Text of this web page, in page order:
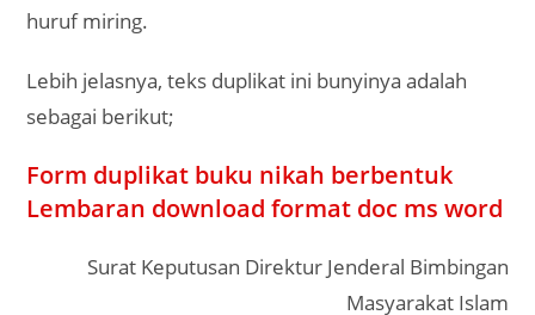
huruf miring.
Lebih jelasnya, teks duplikat ini bunyinya adalah
sebagai berikut;
Form duplikat buku nikah berbentuk
Lembaran download format doc ms word
Surat Keputusan Direktur Jenderal Bimbingan
Masyarakat Islam